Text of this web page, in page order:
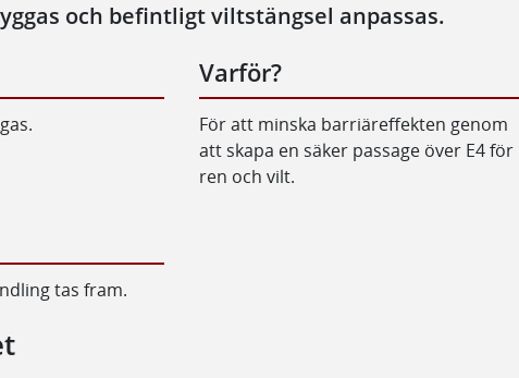
och befintligt viltstängsel anpassas.
Varför?
För att minska barriäreffekten genom
att skapa en säker passage över E4 för
ren och vilt.
tas fram.